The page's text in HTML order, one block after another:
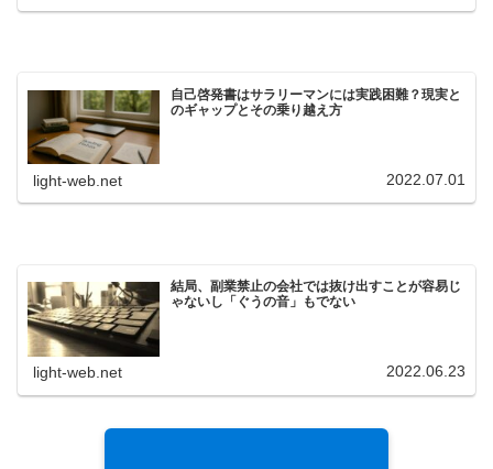
自己啓発書はサラリーマンには実践困難？現実と
のギャップとその乗り越え方
light-web.net 2022.07.01
結局、副業禁止の会社では抜け出すことが容易じ
ゃないし「ぐうの音」もでない
light-web.net 2022.06.23